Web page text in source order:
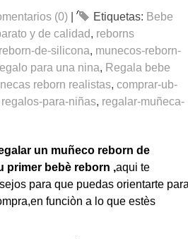
(0) Etiquetas: Bebe
y de calidad, reborns
reborn-de-silicona, munecos-reborn-
para una nina, Regala bebe
reborn realistas, comprar-ub-
regalos-para-niñas, regalar-muñeca-
un muñeco reborn de
primer bebè reborn ,aqui te
para que puedas orientarte
funciòn a lo que estès